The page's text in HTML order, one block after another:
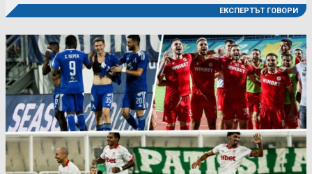
ЕКСПЕРТЪТ ГОВОРИ